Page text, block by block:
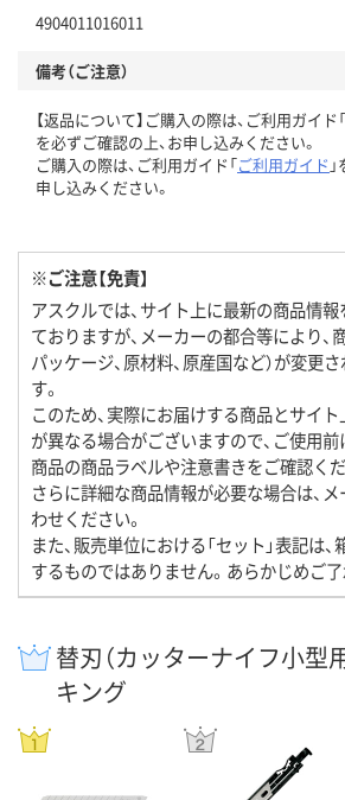
4904011016011
備考（ご注意）
【返品について】ご購入の際は、ご利用ガイド
を必ずご確認の上、お申し込みください。
ご購入の際は、ご利用ガイド「ご利用ガイド
申し込みください。
※ご注意【免責】
アスクルでは、サイト上に最新の商品情
ておりますが、メーカーの都合等により、商
パッケージ、原材料、原産国など）が変更
す。
このため、実際にお届けする商品とサイ
が異なる場合がございますので、ご使用
商品の商品ラベルや注意書きをご確認くだ
さらに詳細な商品情報が必要な場合は、
わせください。
また、販売単位における「セット」表記は
するものではありません。あらかじめご了
替刃（カッターナイフ小型
キング